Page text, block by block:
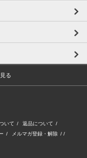
る
いて / 返品について /
/ メルマガ登録・解除 / /